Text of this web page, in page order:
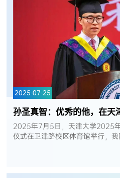
2025-07-25
2025年7月5日，天津大学2025
仪式在卫津路校区体育馆举行，